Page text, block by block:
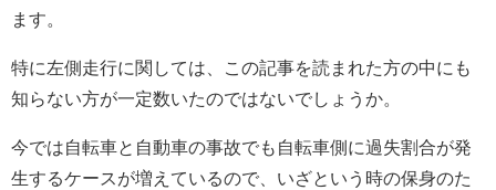
ます。
特に左側走行に関しては、この記事を読まれた方の中にも
知らない方が一定数いたのではないでしょうか。
今では自転車と自動車の事故でも自転車側に過失割合が発
生するケースが増えているので、いざという時の保身のた